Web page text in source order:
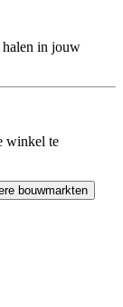
halen in jouw
winkel te
bouwmarkten